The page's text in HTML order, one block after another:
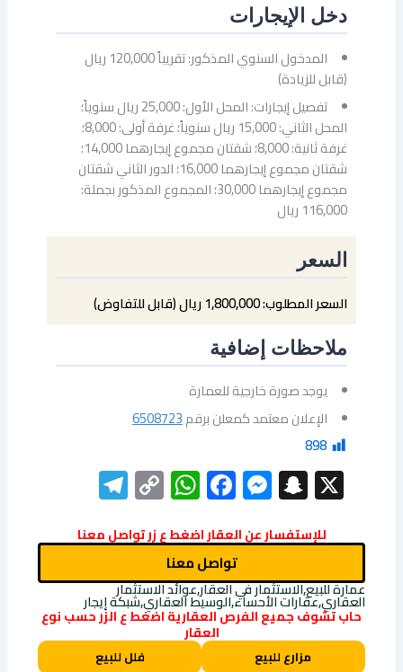
دخل الإيجارات
المدخول السنوي المذكور: تقريباً 120,000 ريال
(قابل للزيادة)
تفصيل إيجارات: المحل الأول: 25,000 ريال سنوياً؛
المحل الثاني: 15,000 ريال سنوياً؛ غرفة أولى: 8,000؛
غرفة ثانية: 8,000؛ شقتان مجموع إيجارهما 14,000؛
شقتان مجموع إيجارهما 16,000؛ الدور الثاني شقتان
مجموع إيجارهما 30,000؛ المجموع المذكور بجملة:
116,000 ريال
السعر
السعر المطلوب: 1,800,000 ريال (قابل للتفاوض)
ملاحظات إضافية
يوجد صورة خارجية للعمارة
الإعلان معتمد كمعلن برقم6508723
898
X
Snapchat
Messenger
Facebook
WhatsApp
Copy
Link
للإستفسار عن العقار اضغط ع زر تواصل معنا
تواصل معنا
عمارة للبيع,الاستثمار في العقار,عوائد الاستثمار
العقاري,عقارات الأحساء,الوسيط العقاري,شبكة إيجار
حاب تشوف جميع الفرص العقارية اضغط ع الزر حسب نوع
العقار
مزارع للبيع فلل للبيع